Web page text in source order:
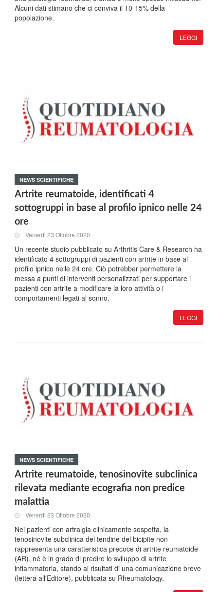
Alcuni dati stimano che ci conviva il 10-15% della
popolazione.
LEGGI
NEWS SCIENTIFICHE
Artrite reumatoide, identificati 4
sottogruppi in base al profilo ipnico nelle 24
ore
Venerdi 23 Ottobre 2020
Un recente studio pubblicato su Arthritis Care & Research ha
identificato 4 sottogruppi di pazienti con artrite in base al
profilo ipnico nelle 24 ore. Ciò potrebber permettere la
messa a punti di interventi personalizzati per supportare i
pazienti con artrite a modificare la loro attività o i
comportamenti legati al sonno.
LEGGI
NEWS SCIENTIFICHE
Artrite reumatoide, tenosinovite subclinica
rilevata mediante ecografia non predice
malattia
Venerdi 23 Ottobre 2020
Nei pazienti con artralgia clinicamente sospetta, la
tenosinovite subclinica del tendine del bicipite non
rappresenta una caratteristica precoce di artrite reumatoide
(AR), né è in grado di predire lo sviluppo di artrite
infiammatoria, stando ai risultati di una comunicazione breve
(lettera all'Editore), pubblicata su Rheumatology.